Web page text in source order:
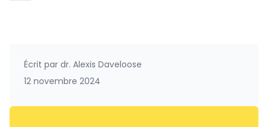
Écrit par dr. Alexis Daveloose
12 novembre 2024